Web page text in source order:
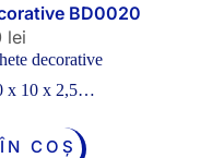
BD0020
lei
decorative
x 10 x 2,5…
COȘ